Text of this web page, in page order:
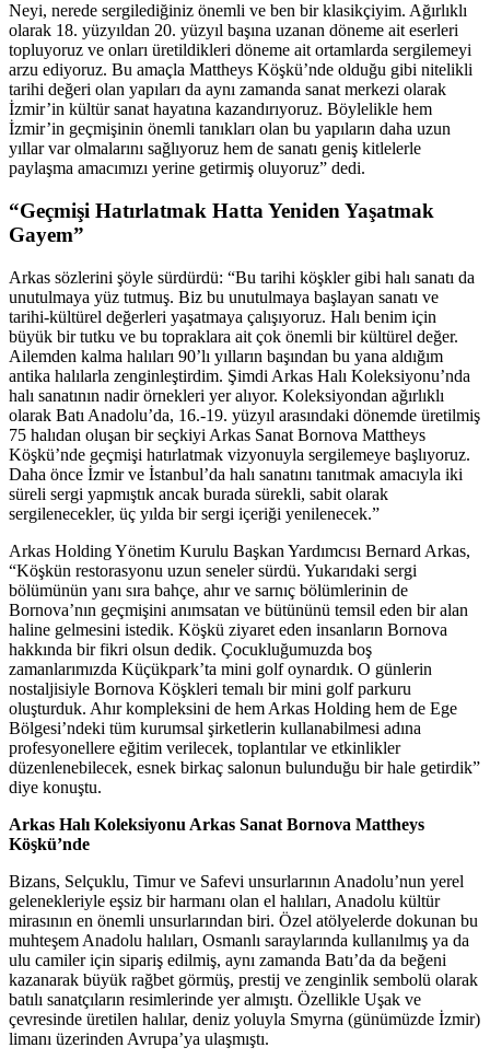
Neyi, nerede sergilediğiniz önemli ve ben bir klasikçiyim. Ağırlıklı
olarak 18. yüzyıldan 20. yüzyıl başına uzanan döneme ait eserleri
topluyoruz ve onları üretildikleri döneme ait ortamlarda sergilemeyi
arzu ediyoruz. Bu amaçla Mattheys Köşkü’nde olduğu gibi nitelikli
tarihi değeri olan yapıları da aynı zamanda sanat merkezi olarak
İzmir’in kültür sanat hayatına kazandırıyoruz. Böylelikle hem
İzmir’in geçmişinin önemli tanıkları olan bu yapıların daha uzun
yıllar var olmalarını sağlıyoruz hem de sanatı geniş kitlelerle
paylaşma amacımızı yerine getirmiş oluyoruz” dedi.
“Geçmişi Hatırlatmak Hatta Yeniden Yaşatmak
Gayem”
Arkas sözlerini şöyle sürdürdü: “Bu tarihi köşkler gibi halı sanatı da
unutulmaya yüz tutmuş. Biz bu unutulmaya başlayan sanatı ve
tarihi-kültürel değerleri yaşatmaya çalışıyoruz. Halı benim için
büyük bir tutku ve bu topraklara ait çok önemli bir kültürel değer.
Ailemden kalma halıları 90’lı yılların başından bu yana aldığım
antika halılarla zenginleştirdim. Şimdi Arkas Halı Koleksiyonu’nda
halı sanatının nadir örnekleri yer alıyor. Koleksiyondan ağırlıklı
olarak Batı Anadolu’da, 16.-19. yüzyıl arasındaki dönemde üretilmiş
75 halıdan oluşan bir seçkiyi Arkas Sanat Bornova Mattheys
Köşkü’nde geçmişi hatırlatmak vizyonuyla sergilemeye başlıyoruz.
Daha önce İzmir ve İstanbul’da halı sanatını tanıtmak amacıyla iki
süreli sergi yapmıştık ancak burada sürekli, sabit olarak
sergilenecekler, üç yılda bir sergi içeriği yenilenecek.”
Arkas Holding Yönetim Kurulu Başkan Yardımcısı Bernard Arkas,
“Köşkün restorasyonu uzun seneler sürdü. Yukarıdaki sergi
bölümünün yanı sıra bahçe, ahır ve sarnıç bölümlerinin de
Bornova’nın geçmişini anımsatan ve bütününü temsil eden bir alan
haline gelmesini istedik. Köşkü ziyaret eden insanların Bornova
hakkında bir fikri olsun dedik. Çocukluğumuzda boş
zamanlarımızda Küçükpark’ta mini golf oynardık. O günlerin
nostaljisiyle Bornova Köşkleri temalı bir mini golf parkuru
oluşturduk. Ahır kompleksini de hem Arkas Holding hem de Ege
Bölgesi’ndeki tüm kurumsal şirketlerin kullanabilmesi adına
profesyonellere eğitim verilecek, toplantılar ve etkinlikler
düzenlenebilecek, esnek birkaç salonun bulunduğu bir hale getirdik”
diye konuştu.
Arkas Halı Koleksiyonu Arkas Sanat Bornova Mattheys
Köşkü’nde
Bizans, Selçuklu, Timur ve Safevi unsurlarının Anadolu’nun yerel
gelenekleriyle eşsiz bir harmanı olan el halıları, Anadolu kültür
mirasının en önemli unsurlarından biri. Özel atölyelerde dokunan bu
muhteşem Anadolu halıları, Osmanlı saraylarında kullanılmış ya da
ulu camiler için sipariş edilmiş, aynı zamanda Batı’da da beğeni
kazanarak büyük rağbet görmüş, prestij ve zenginlik sembolü olarak
batılı sanatçıların resimlerinde yer almıştı. Özellikle Uşak ve
çevresinde üretilen halılar, deniz yoluyla Smyrna (günümüzde İzmir)
limanı üzerinden Avrupa’ya ulaşmıştı.